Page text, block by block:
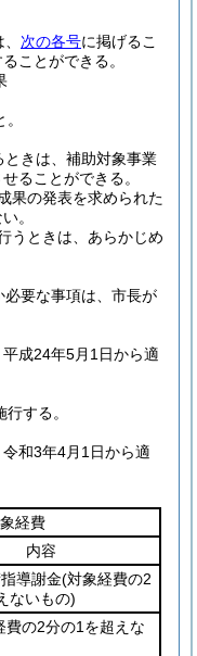
次の各号に掲げるこ
ことができる。
きは、補助対象事業
ることができる。
果の発表を求められた
。
うときは、あらかじめ
必要な事項は、市長が
成24年5月1日から適
する。
和3年4月1日から適
経費
内容
導謝金(対象経費の2
ないもの)
費の2分の1を超えな